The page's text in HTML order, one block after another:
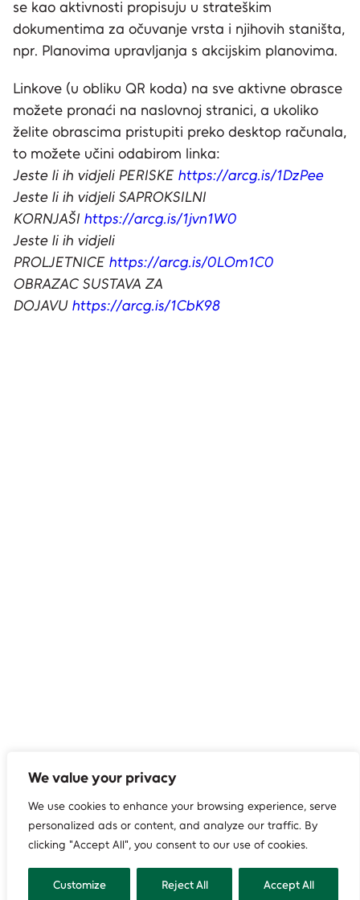
We value your privacy
We use cookies to enhance your browsing experience, serve
personalized ads or content, and analyze our traffic. By
clicking "Accept All", you consent to our use of cookies.
Customize Reject All Accept All
se kao aktivnosti propisuju u strateškim
dokumentima za očuvanje vrsta i njihovih staništa,
npr. Planovima upravljanja s akcijskim planovima.
Linkove (u obliku QR koda) na sve aktivne obrasce
možete pronaći na naslovnoj stranici, a ukoliko
želite obrascima pristupiti preko desktop računala,
to možete učini odabirom linka:
Jeste li ih vidjeli PERISKE https://arcg.is/1DzPee
Jeste li ih vidjeli SAPROKSILNI
KORNJAŠI https://arcg.is/1jvn1W0
Jeste li ih vidjeli
PROLJETNICE https://arcg.is/0LOm1C0
OBRAZAC SUSTAVA ZA
DOJAVU https://arcg.is/1CbK98